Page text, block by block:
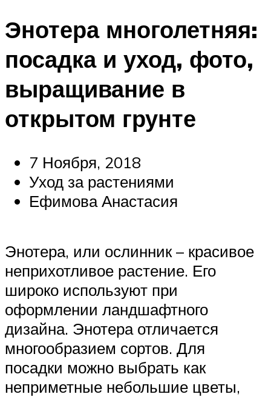
Энотера многолетняя:
посадка и уход, фото,
выращивание в
открытом грунте
7 Ноября, 2018
Уход за растениями
Ефимова Анастасия
Энотера, или ослинник – красивое
неприхотливое растение. Его
широко используют при
оформлении ландшафтного
дизайна. Энотера отличается
многообразием сортов. Для
посадки можно выбрать как
неприметные небольшие цветы,